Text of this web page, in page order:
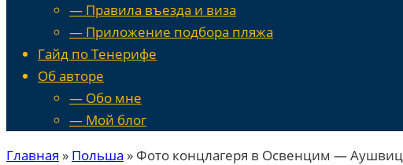
— Правила въезда и виза
— Приложение подбора пляжа
Гайд по Тенерифе
Об авторе
— Обо мне
— Мой блог
Главная » Польша » Фото концлагеря в Освенцим —